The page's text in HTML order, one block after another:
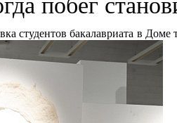
студентов бакалавриата в